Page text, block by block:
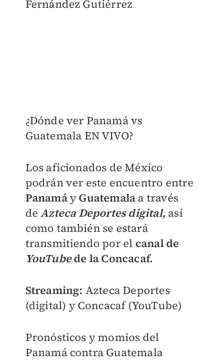
Fernández Gutiérrez
¿Dónde ver Panamá vs
Guatemala EN VIVO?
Los aficionados de México
podrán ver este encuentro entre
Panamáy Guatemala a través
deAzteca Deportes digital, así
como también se estará
transmitiendo por el canal de
YouTubede la Concacaf.
Streaming: Azteca Deportes
(digital) y Concacaf (YouTube)
Pronósticos y momios del
Panamá contra Guatemala